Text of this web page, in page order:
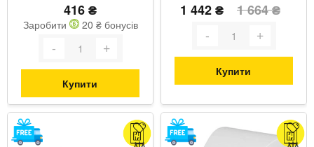
416 ₴
Заробити 20 ₴ бонусів
Купити
1 442 ₴ 1 664 ₴
Купити